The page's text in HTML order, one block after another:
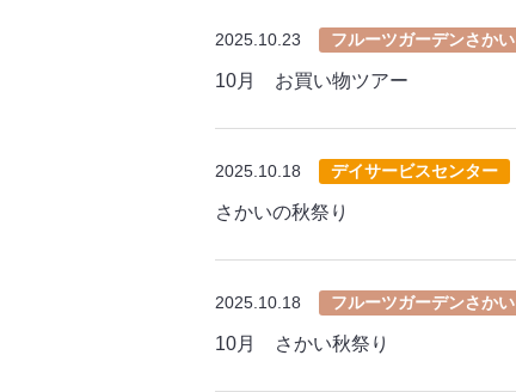
2025.10.23 フルーツガーデンさかい
10月 お買い物ツアー
2025.10.18 デイサービスセンター
さかいの秋祭り
2025.10.18 フルーツガーデンさかい
10月 さかい秋祭り